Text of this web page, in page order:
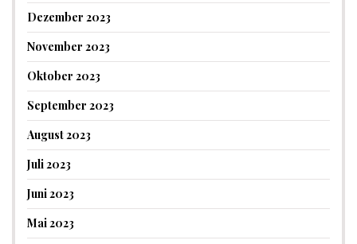
Dezember 2023
November 2023
Oktober 2023
September 2023
August 2023
Juli 2023
Juni 2023
Mai 2023